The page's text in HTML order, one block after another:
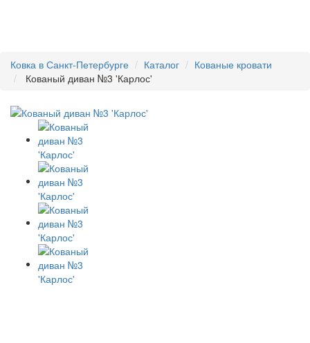
Ковка в Санкт-Петербурге Каталог
Кованые кровати
Кованый диван №3 'Карлос'